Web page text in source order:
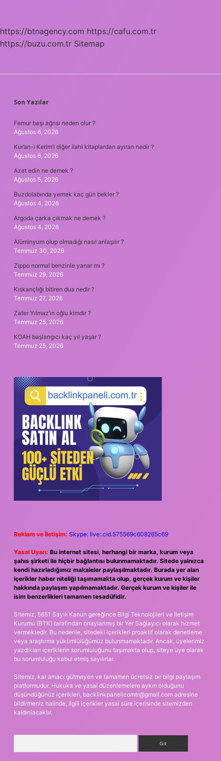
https://btnagency.com https://cafu.com.tr
https://buzu.com.tr Sitemap
SIDEBAR
Son Yazılar
Femur başı ağrısı neden olur ?
Ağustos 6, 2026
Kur’an-ı Kerim’i diğer ilahi kitaplardan ayıran nedir ?
Ağustos 6, 2026
Azat edin ne demek ?
Ağustos 5, 2026
Buzdolabında yemek kaç gün bekler ?
Ağustos 4, 2026
Argoda çarka çıkmak ne demek ?
Ağustos 4, 2026
Alüminyum olup olmadığı nasıl anlaşılır ?
Temmuz 30, 2026
Zippo normal benzinle yanar mı ?
Temmuz 29, 2026
Kıskançlığı bitiren dua nedir ?
Temmuz 27, 2026
Zafer Yılmaz’ın oğlu kimdir ?
Temmuz 25, 2026
KOAH başlangıcı kaç yıl yaşar ?
Temmuz 25, 2026
Reklam ve İletişim: Skype: live:.cid.575569c608265c69
Yasal Uyarı: Bu internet sitesi, herhangi bir marka, kurum veya
şahıs şirketi ile hiçbir bağlantısı bulunmamaktadır. Sitede yalnızca
kendi hazırladığımız makaleler paylaşılmaktadır. Burada yer alan
içerikler haber niteliği taşımamakta olup, gerçek kurum ve kişiler
hakkında paylaşım yapılmamaktadır. Gerçek kurum ve kişiler ile
isim benzerlikleri tamamen tesadüfidir.
Sitemiz, 5651 Sayılı Kanun gereğince Bilgi Teknolojileri ve İletişim
Kurumu (BTK) tarafından onaylanmış bir Yer Sağlayıcı olarak hizmet
vermektedir. Bu nedenle, sitedeki içerikleri proaktif olarak denetleme
veya araştırma yükümlülüğümüz bulunmamaktadır. Ancak, üyelerimiz
yazdıkları içeriklerin sorumluluğunu taşımakta olup, siteye üye olarak
bu sorumluluğu kabul etmiş sayılırlar.
Sitemiz, kar amacı gütmeyen ve tamamen ücretsiz bir bilgi paylaşım
platformudur. Hukuka ve yasal düzenlemelere aykırı olduğunu
düşündüğünüz içerikleri, backlinkpanelicomtr@gmail.com adresine
bildirmeniz halinde, ilgili içerikler yasal süre içerisinde sitemizden
kaldırılacaktır.